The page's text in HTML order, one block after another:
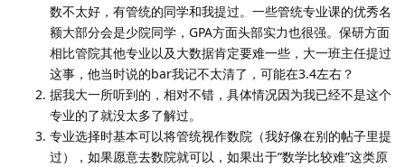
数不太好，有管统的同学和我提过。一些管统专业课的优秀名
额大部分会是少院同学，GPA方面头部实力也很强。保研方面
相比管院其他专业以及大数据肯定要难一些，大一班主任提过
这事，他当时说的bar我记不太清了，可能在3.4左右？
据我大一所听到的，相对不错，具体情况因为我已经不是这个
专业的了就没太多了解过。
专业选择时基本可以将管统视作数院（我好像在别的帖子里提
过），如果愿意去数院就可以，如果出于“数学比较难”这类原